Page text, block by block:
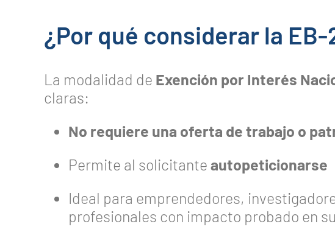
¿Por qué considerar la EB-
La modalidad de Exención por Interés
claras:
No requiere una oferta de trabajo o
Permite al solicitante autopeticionarse
Ideal para emprendedores,
profesionales con impacto probado en